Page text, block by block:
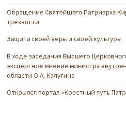
Обращение Святейшего Патриарха
трезвости
Защита своей веры и своей культуры
В ходе заседания Высшего
экспертное мнение министра
области О.А. Калугина
Открылся портал «Крестный путь